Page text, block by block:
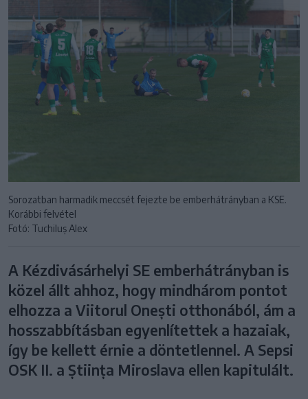
Sorozatban harmadik meccsét fejezte be emberhátrányban a KSE.
Korábbi felvétel
Fotó: Tuchiluș Alex
A Kézdivásárhelyi SE emberhátrányban is
közel állt ahhoz, hogy mindhárom pontot
elhozza a Viitorul Onești otthonából, ám a
hosszabbításban egyenlítettek a hazaiak,
így be kellett érnie a döntetlennel. A Sepsi
OSK II. a Știința Miroslava ellen kapitulált.